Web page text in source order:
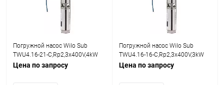
Погружной насос Wilo Sub
TWU4.16-21-C,Rp2,3x400V,4kW
Цена по запросу
Погружной насос Wilo Sub
TWU4.16-16-C,Rp2,3x400V,3kW
Цена по запросу